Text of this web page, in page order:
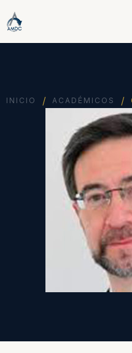
INICIO / ACADÉMICOS /